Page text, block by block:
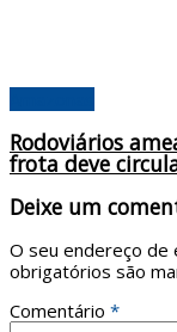
Rodoviários
frota deve
Deixe um
O seu endereço de
obrigatórios são
Comentário *